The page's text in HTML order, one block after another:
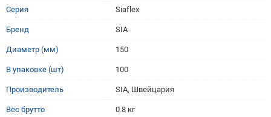
Серия Siaflex
Бренд SIA
Диаметр (мм) 150
В упаковке (шт) 100
Производитель SIA, Швейцария
Вес брутто 0.8 кг